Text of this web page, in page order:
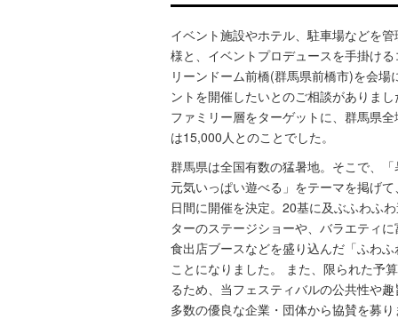
イベント施設やホテル、駐車場などを
様と、イベントプロデュースを手掛け
リーンドーム前橋(群馬県前橋市)を会
ントを開催したいとのご相談がありま
ファミリー層をターゲットに、群馬県
は15,000人とのことでした。
群馬県は全国有数の猛暑地。そこで、
元気いっぱい遊べる」をテーマを掲げ
日間に開催を決定。20基に及ぶふわふ
ターのステージショーや、バラエティ
食出店ブースなどを盛り込んだ「ふわ
ことになりました。 また、限られた予
るため、当フェスティバルの公共性や
多数の優良な企業・団体から協賛を募